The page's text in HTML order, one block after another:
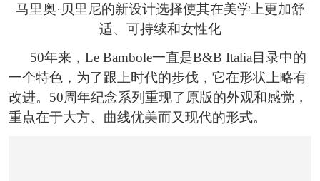
马里奥·贝里尼的新设计选择使其在美学上更加舒
适、可持续和女性化
50年来，Le Bambole一直是B&B Italia目录中的
一个特色，为了跟上时代的步伐，它在形状上略有
改进。50周年纪念系列重现了原版的外观和感觉，
重点在于大方、曲线优美而又现代的形式。